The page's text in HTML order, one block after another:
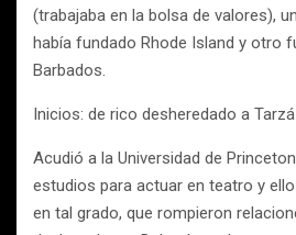
(trabajaba en la bolsa de valores),
había fundado Rhode Island y otro
Barbados.
Inicios: de rico desheredado a Tarzá
Acudió a la Universidad de
estudios para actuar en teatro y
en tal grado, que rompieron